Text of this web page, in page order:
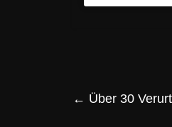
← Über 30